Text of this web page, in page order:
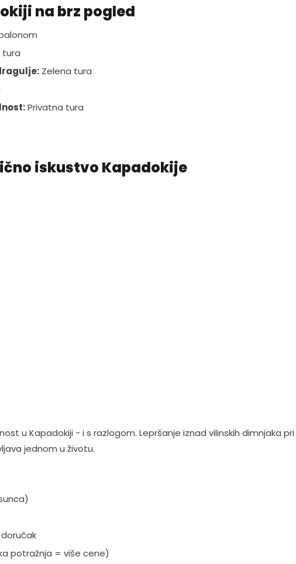
na brz pogled
tura
Zelena tura
Privatna tura
iskustvo Kapadokije
u Kapadokiji - i s razlogom. Lepršanje iznad vilinskih dimnjaka pri
jednom u životu.
potražnja = više cene)